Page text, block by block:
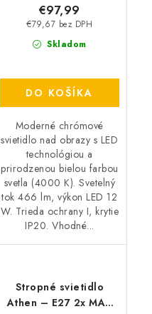
Skladom
€79,67 bez DPH
€97,99
DO KOŠÍKA
Moderné chrómové
svietidlo nad obrazy s LED
technológiou a
prirodzenou bielou farbou
svetla (4000 K). Svetelný
tok 466 lm, výkon LED 12
W. Trieda ochrany I, krytie
IP20. Vhodné...
Stropné svietidlo
Athen – E27 2x MAX